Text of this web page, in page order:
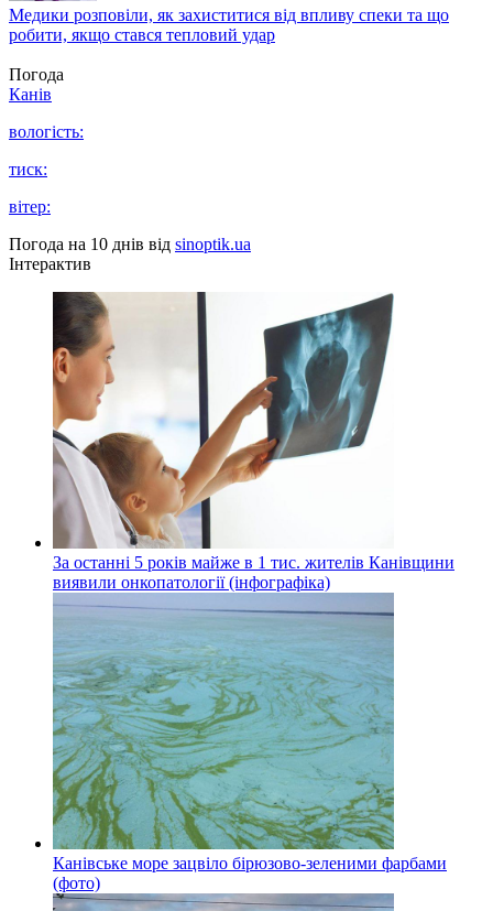
Медики розповіли, як захиститися від впливу спеки та що
робити, якщо стався тепловий удар
Погода
Канів
вологість:
тиск:
вітер:
Погода на 10 днів від sinoptik.ua
Інтерактив
За останні 5 років майже в 1 тис. жителів Канівщини
виявили онкопатології (інфографіка)
Канівське море зацвіло бірюзово-зеленими фарбами
(фото)